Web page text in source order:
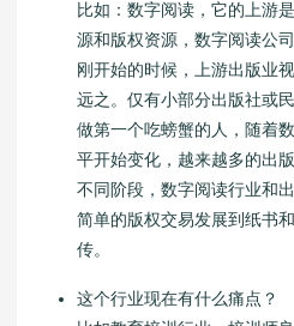
比如：数字阅读，它的上游
源和版权资源，数字阅读公
刚开始的时候，上游出版业
远之。仅有小部分出版社或
做第一个吃螃蟹的人，随着
平开始变化，越来越多的出
不同阶段，数字阅读行业和
简单的版权交易发展到纸书
传。
这个行业现在有什么痛点？